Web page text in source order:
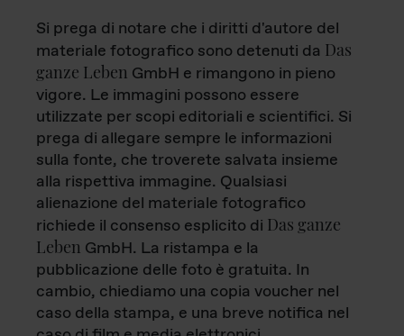
Si prega di notare che i diritti d'autore del
materiale fotografico sono detenuti da Das
ganze Leben GmbH e rimangono in pieno
vigore. Le immagini possono essere
utilizzate per scopi editoriali e scientifici. Si
prega di allegare sempre le informazioni
sulla fonte, che troverete salvata insieme
alla rispettiva immagine. Qualsiasi
alienazione del materiale fotografico
richiede il consenso esplicito di Das ganze
Leben GmbH. La ristampa e la
pubblicazione delle foto è gratuita. In
cambio, chiediamo una copia voucher nel
caso della stampa, e una breve notifica nel